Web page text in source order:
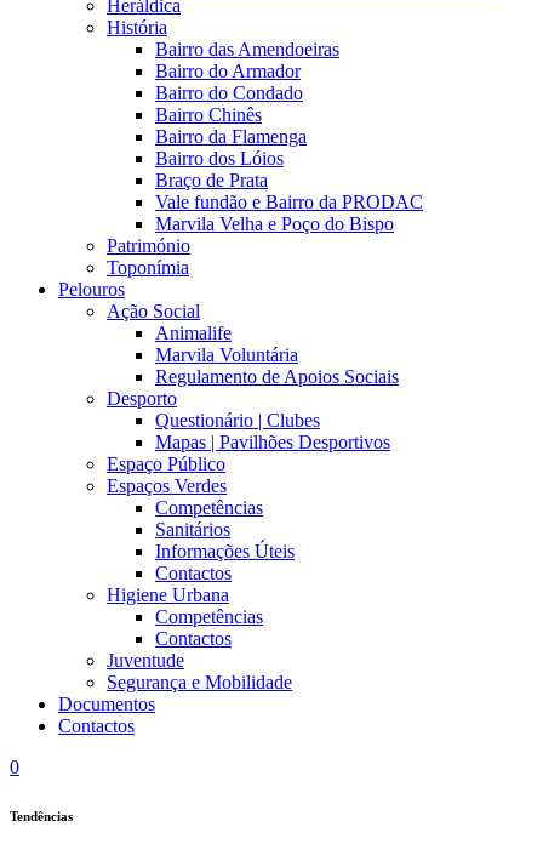
Heráldica
História
Bairro das Amendoeiras
Bairro do Armador
Bairro do Condado
Bairro Chinês
Bairro da Flamenga
Bairro dos Lóios
Braço de Prata
Vale fundão e Bairro da PRODAC
Marvila Velha e Poço do Bispo
Património
Toponímia
Pelouros
Ação Social
Animalife
Marvila Voluntária
Regulamento de Apoios Sociais
Desporto
Questionário | Clubes
Mapas | Pavilhões Desportivos
Espaço Público
Espaços Verdes
Competências
Sanitários
Informações Úteis
Contactos
Higiene Urbana
Competências
Contactos
Juventude
Segurança e Mobilidade
Documentos
Contactos
0
Tendências